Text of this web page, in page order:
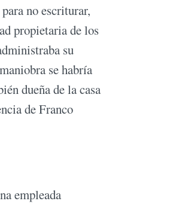
no escriturar,
propietaria de los
su
se habría
dueña de la casa
de Franco
empleada